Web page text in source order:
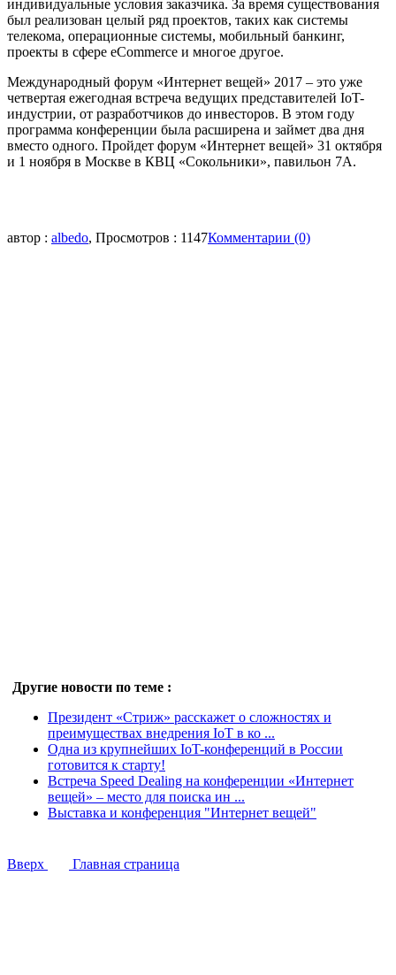
индивидуальные условия заказчика. За время существования
был реализован целый ряд проектов, таких как системы
телекома, операционные системы, мобильный банкинг,
проекты в сфере eCommerce и многое другое.
Международный форум «Интернет вещей» 2017 – это уже
четвертая ежегодная встреча ведущих представителей IoT-
индустрии, от разработчиков до инвесторов. В этом году
программа конференции была расширена и займет два дня
вместо одного. Пройдет форум «Интернет вещей» 31 октября
и 1 ноября в Москве в КВЦ «Сокольники», павильон 7А.
автор : albedo, Просмотров : 1147Комментарии (0)
Другие новости по теме :
Президент «Стриж» расскажет о сложностях и
преимуществах внедрения IoT в ко ...
Одна из крупнейших IoT-конференций в России
готовится к старту!
Встреча Speed Dealing на конференции «Интернет
вещей» – место для поиска ин ...
Выставка и конференция "Интернет вещей"
Вверх Главная страница